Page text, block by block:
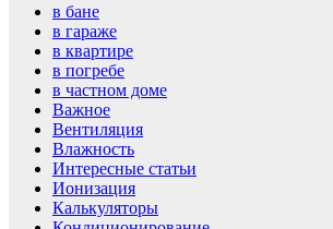
в бане
в гараже
в квартире
в погребе
в частном доме
Важное
Вентиляция
Влажность
Интересные статьи
Ионизация
Калькуляторы